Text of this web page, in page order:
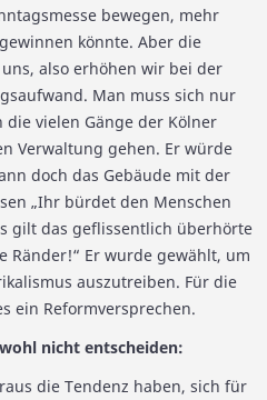
bewegen, mehr
könnte. Aber die
also erhöhen wir bei der
Man muss sich nur
vielen Gänge der Kölner
Verwaltung gehen. Er würde
doch das Gebäude mit der
„Ihr bürdet den Menschen
gilt das geflissentlich überhörte
Ränder!“ Er wurde gewählt, um
auszutreiben. Für die
ein Reformversprechen.
nicht entscheiden:
die Tendenz haben, sich für